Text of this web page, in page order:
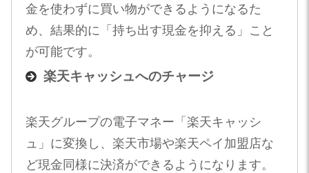
金を使わずに買い物ができるようになるた
め、結果的に「持ち出す現金を抑える」こと
が可能です。
楽天キャッシュへのチャージ
楽天グループの電子マネー「楽天キャッシ
ュ」に変換し、楽天市場や楽天ペイ加盟店な
ど現金同様に決済ができるようになります。